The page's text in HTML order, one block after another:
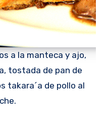
a la manteca y ajo,
tostada de pan de
takara´a de pollo al